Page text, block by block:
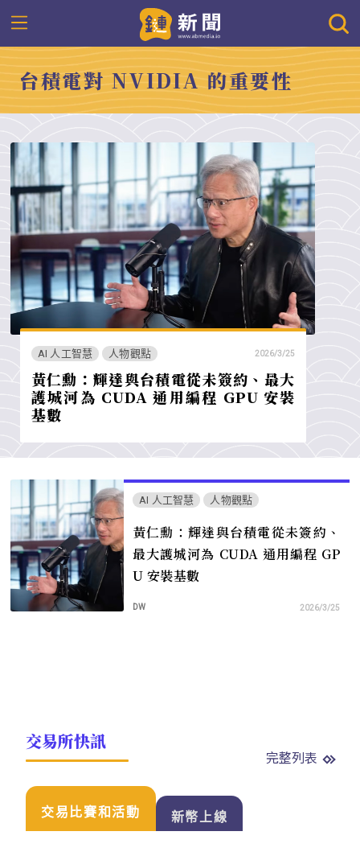
台積電對 NVIDIA 的重要性
AI 人工智慧 人物觀點 2026/3/25
黃仁勳：輝達與台積電從未簽約、最大
護城河為 CUDA 通用編程 GPU 安裝
基數
AI 人工智慧 人物觀點
黃仁勳：輝達與台積電從未簽約、
最大護城河為 CUDA 通用編程 GP
U 安裝基數
DW 2026/3/25
交易所快訊
完整列表
交易比賽和活動 新幣上線